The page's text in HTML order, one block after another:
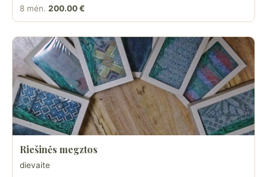
8 mėn. 200.00 €
Riešinės megztos
dievaite